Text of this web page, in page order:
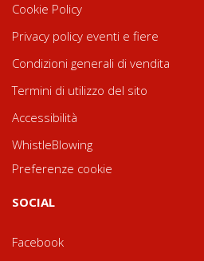
Cookie Policy
Privacy policy eventi e fiere
Condizioni generali di vendita
Termini di utilizzo del sito
Accessibilità
WhistleBlowing
Preferenze cookie
SOCIAL
Facebook